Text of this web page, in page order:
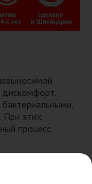
дискомфорт.
При этих
процесс